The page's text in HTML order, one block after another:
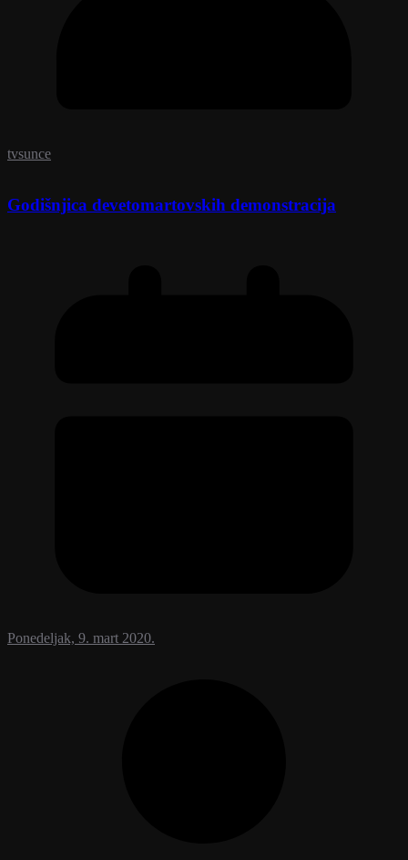
tvsunce
Godišnjica devetomartovskih demonstracija
Ponedeljak, 9. mart 2020.